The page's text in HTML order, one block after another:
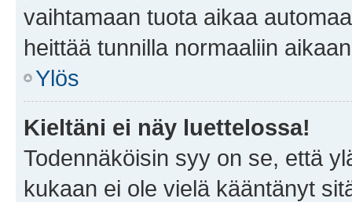
vaihtamaan tuota aikaa
heittää tunnilla normaaliin
Ylös
Kieltäni ei näy luettelossa!
Todennäköisin syy on se, että
kukaan ei ole vielä kääntänyt